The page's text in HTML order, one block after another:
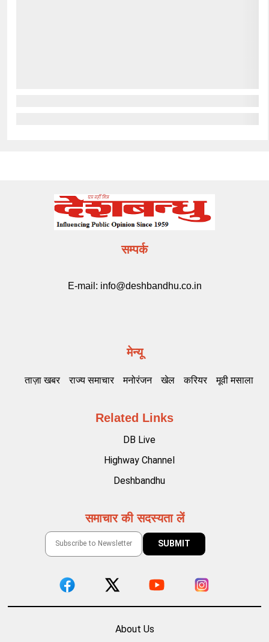
सम्पर्क
E-mail: info@deshbandhu.co.in
मेन्यू
ताज़ा खबर राज्य समाचार मनोरंजन खेल करियर मूवी मसाला
Related Links
DB Live
Highway Channel
Deshbandhu
समाचार की सदस्यता लें
About Us